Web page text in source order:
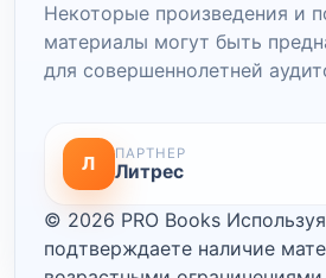
Некоторые произведения и
материалы могут быть
для совершеннолетней
Л ПАРТНЕР
Литрес
© 2026 PRO Books
подтверждаете наличие